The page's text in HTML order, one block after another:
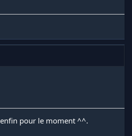
pour le moment ^^.